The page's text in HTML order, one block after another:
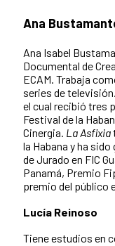
Ana
Ana Isabel
Documental de
ECAM. Trabaja
series de
el cual recibió tres
Festival de la
Cinergia. La Asfixia
la Habana y ha
de Jurado en FIC
Panamá, Premio
premio del público
Lucía Reinoso
Tiene estudios en